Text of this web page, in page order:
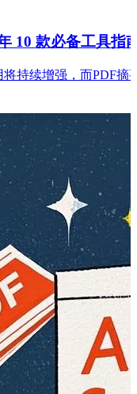
10 款必备工具指
持续增强，而PDF